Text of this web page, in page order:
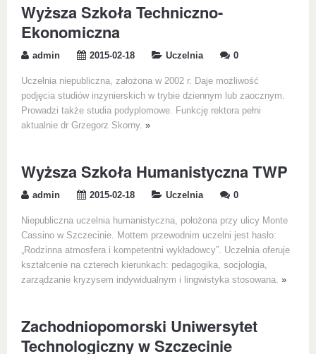
Wyższa Szkoła Techniczno-
Ekonomiczna
admin 2015-02-18 Uczelnia 0
Uczelnia niepubliczna, założona w 2002 r. Daje możliwość
podjęcia studiów inzynierskich w trybie dziennym lub zaocznym.
Prowadzi także studia podyplomowe. Funkcję rektora pełni
aktualnie dr Grzegorz Skorny. »
Wyższa Szkoła Humanistyczna TWP
admin 2015-02-18 Uczelnia 0
Niepubliczna uczelnia humanistyczna, położona przy ulicy Monte
Cassino w Szczecinie. Mottem przewodnim uczelni jest hasło:
„Rodzinna atmosfera i kompetentni wykładowcy”. Uczelnia oferuje
kształcenie na czterech kierunkach: pedagogika, socjologia,
zarządzanie kryzysem indywidualnym i lingwistyka stosowana. »
Zachodniopomorski Uniwersytet
Technologiczny w Szczecinie